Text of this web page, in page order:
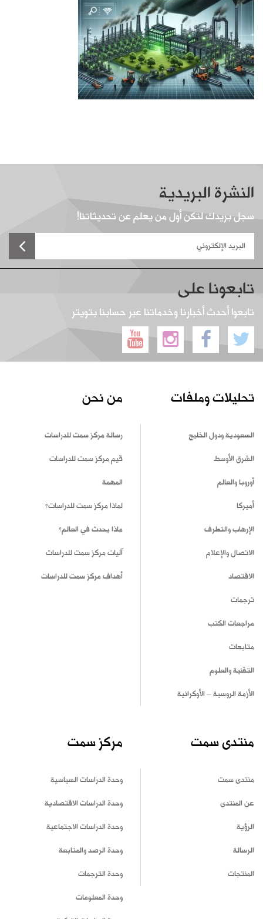
النشرة البريدية
سجل بريدك لتكن أول من يعلم عن تحديثاتنا!
تابعونا على
تابعوا أحدث أخبارنا وخدماتنا عبر حسابنا بتويتر
تحليلات وملفات
السعودية ودول الخليج
الشرق الأوسط
أوروبا والعالم
أميركا
الإرهاب والتطرف
الاتصال والإعلام
الاقتصاد
ترجمات
مراجعات الكتب
متابعات
التقنية والعلوم
الأزمة الروسية – الأوكرانية
من نحن
رسالة مركز سمت للدراسات
قيم مركز سمت للدراسات
المهمة
لماذا مركز سمت للدراسات؟
ماذا يحدث في العالم؟
آليات مركز سمت للدراسات
أهداف مركز سمت للدراسات
منتدى سمت
منتدى سمت
عن المنتدى
الرؤية
الرسالة
المنتجات
مركز سمت
وحدة الدراسات السياسية
وحدة الدراسات الاقتصادية
وحدة الدراسات الاجتماعية
وحدة الرصد والمتابعة
وحدة الترجمات
وحدة المعلومات